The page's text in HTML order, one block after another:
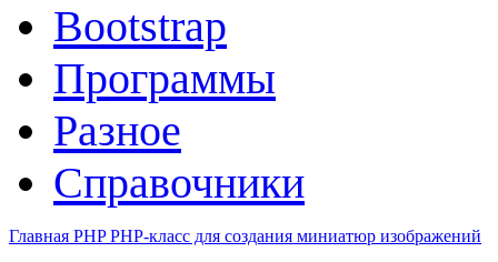
Bootstrap
Программы
Разное
Справочники
Главная PHPPHP-класс для создания миниатюр изображений